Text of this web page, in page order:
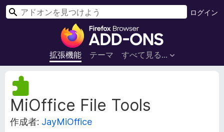
F
r
e
x
ブ
拡張機能 テーマ すべて見る...
ログイン
検
MiOffice File Tools
作成者: JayMiOffice
拡
張
機
能
メ